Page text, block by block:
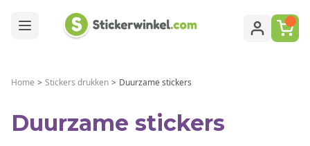
Home > Stickers drukken > Duurzame stickers
Duurzame stickers